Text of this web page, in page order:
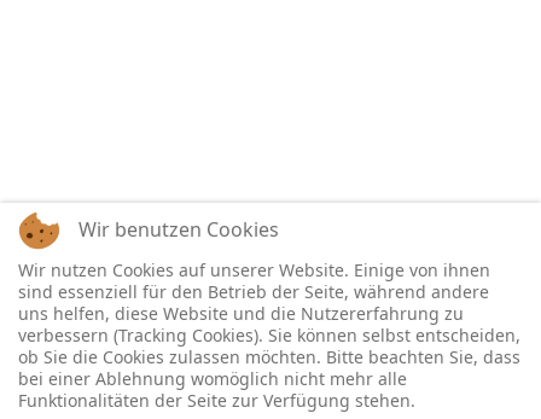
Wir benutzen Cookies
Wir nutzen Cookies auf unserer Website. Einige von ihnen
sind essenziell für den Betrieb der Seite, während andere
uns helfen, diese Website und die Nutzererfahrung zu
verbessern (Tracking Cookies). Sie können selbst entscheiden,
ob Sie die Cookies zulassen möchten. Bitte beachten Sie, dass
bei einer Ablehnung womöglich nicht mehr alle
Funktionalitäten der Seite zur Verfügung stehen.